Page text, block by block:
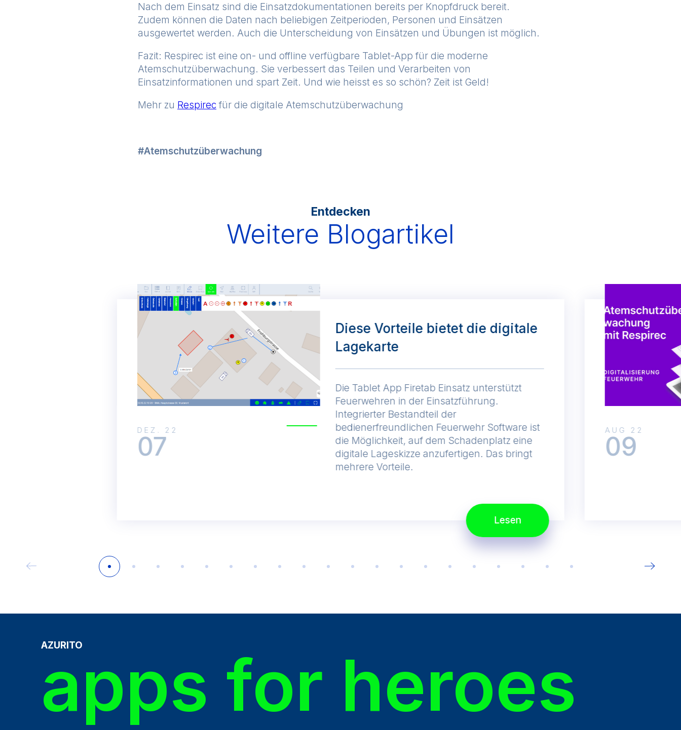
Nach dem Einsatz sind die Einsatzdokumentationen bereits per Knopfdruck bereit.
Zudem können die Daten nach beliebigen Zeitperioden, Personen und Einsätzen
ausgewertet werden. Auch die Unterscheidung von Einsätzen und Übungen ist möglich.
Fazit: Respirec ist eine on- und offline verfügbare Tablet-App für die moderne
Atemschutzüberwachung. Sie verbessert das Teilen und Verarbeiten von
Einsatzinformationen und spart Zeit. Und wie heisst es so schön? Zeit ist Geld!
Mehr zu Respirecfür die digitale Atemschutzüberwachung
Atemschutzüberwachung
Entdecken
Weitere Blogartikel
DEZ. 22
07
Diese Vorteile bietet die digitale
Lagekarte
Die Tablet App Firetab Einsatz unterstützt
Feuerwehren in der Einsatzführung.
Integrierter Bestandteil der
bedienerfreundlichen Feuerwehr Software ist
die Möglichkeit, auf dem Schadenplatz eine
digitale Lageskizze anzufertigen. Das bringt
mehrere Vorteile.
Lesen
AUG 22
09
AZURITO
apps for heroes